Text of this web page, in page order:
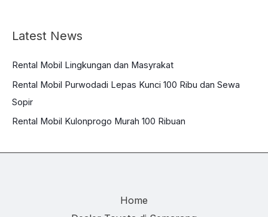
Latest News
Rental Mobil Lingkungan dan Masyrakat
Rental Mobil Purwodadi Lepas Kunci 100 Ribu dan Sewa
Sopir
Rental Mobil Kulonprogo Murah 100 Ribuan
Home